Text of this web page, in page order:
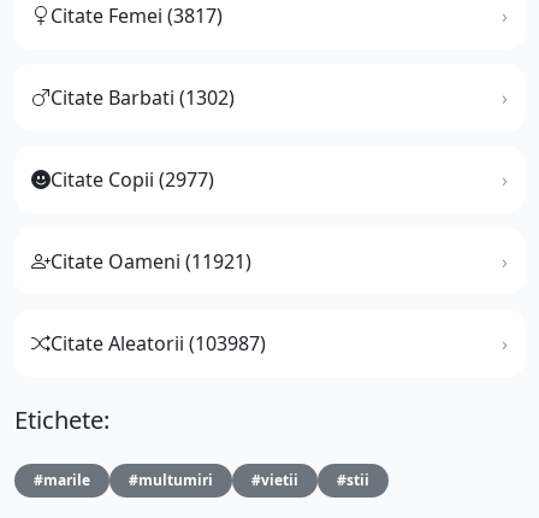
Citate Femei (3817)
Citate Barbati (1302)
Citate Copii (2977)
Citate Oameni (11921)
Citate Aleatorii (103987)
Etichete:
#marile #multumiri #vietii #stii